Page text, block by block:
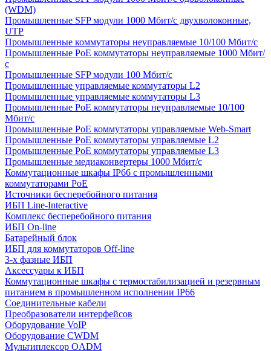
(WDM)
Промышленные SFP модули 1000 Мбит/c двухволоконные,
UTP
Промышленные коммутаторы неуправляемые 10/100 Мбит/с
Промышленные PoE коммутаторы неуправляемые 1000 Мбит/
с
Промышленные SFP модули 100 Мбит/c
Промышленные управляемые коммутаторы L2
Промышленные управляемые коммутаторы L3
Промышленные PoE коммутаторы неуправляемые 10/100
Мбит/с
Промышленные PoE коммутаторы управляемые Web-Smart
Промышленные PoE коммутаторы управляемые L2
Промышленные PoE коммутаторы управляемые L3
Промышленные медиаконвертеры 1000 Мбит/с
Коммутационные шкафы IP66 c промышленными
коммутаторами PoE
Источники бесперебойного питания
ИБП Line-Interactive
Комплекс бесперебойного питания
ИБП On-line
Батарейный блок
ИБП для коммутаторов Off-line
3-х фазные ИБП
Аксессуары к ИБП
Коммутационные шкафы с термостабилизацией и резервным
питанием в промышленном исполнении IP66
Соединительные кабели
Преобразователи интерфейсов
Оборудование VoIP
Оборудование CWDM
Мультиплекcор OADM